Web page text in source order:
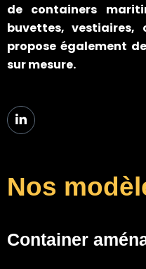
de containers
buvettes, vestiaires,
propose également
sur mesure.
Nos
Container